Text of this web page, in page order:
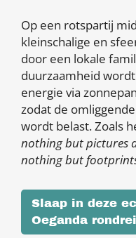
Op een rotspartij
kleinschalige en
door een lokale
duurzaamheid
energie via
zodat de
wordt belast. Zoals
nothing but pictures
nothing but
Slaap in deze
Oeganda